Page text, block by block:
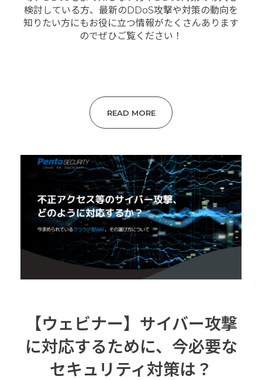
検討している方、最新のDDoS攻撃や対策の動向を
知りたい方にもお役に立つ情報がたくさんあります
のでぜひご覧ください！
READ MORE
【ウェビナー】サイバー攻撃
に対応するために、今必要な
セキュリティ対策は？